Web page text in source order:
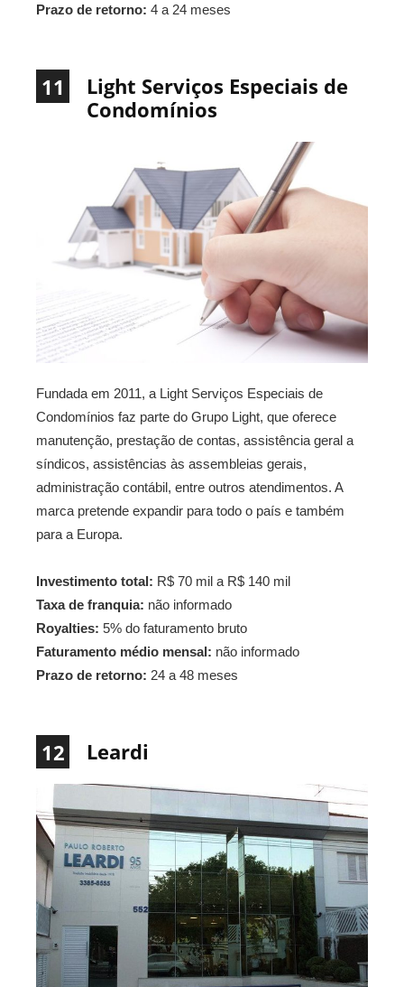
Prazo de retorno: 4 a 24 meses
11
Light Serviços Especiais de
Condomínios
Fundada em 2011, a Light Serviços Especiais de
Condomínios faz parte do Grupo Light, que oferece
manutenção, prestação de contas, assistência geral a
síndicos, assistências às assembleias gerais,
administração contábil, entre outros atendimentos. A
marca pretende expandir para todo o país e também
para a Europa.
Investimento total: R$ 70 mil a R$ 140 mil
Taxa de franquia: não informado
Royalties: 5% do faturamento bruto
Faturamento médio mensal: não informado
Prazo de retorno: 24 a 48 meses
12 Leardi